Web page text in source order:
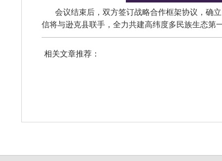
会议结束后，双方签订战略合作框架协议，确
信将与逊克县联手，全力共建高纬度多民族生态第
相关文章推荐：